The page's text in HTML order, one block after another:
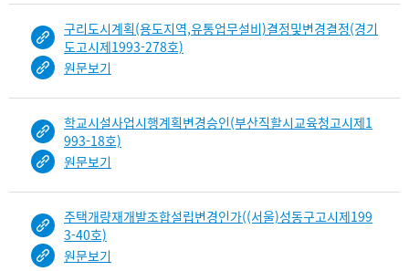
구리도시계획(용도지역,유통업무설비)결정및변경결정(경기
도고시제1993-278호)
원문보기
학교시설사업시행계획변경승인(부산직할시교육청고시제1
993-18호)
원문보기
주택개량재개발조합설립변경인가((서울)성동구고시제199
3-40호)
원문보기